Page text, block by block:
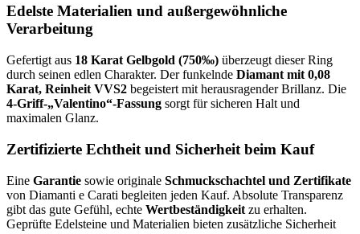
Edelste Materialien und außergewöhnliche
Verarbeitung
Gefertigt aus 18 Karat Gelbgold (750‰) überzeugt dieser Ring
durch seinen edlen Charakter. Der funkelnde Diamant mit 0,08
Karat, Reinheit VVS2 begeistert mit herausragender Brillanz. Die
4-Griff-„Valentino“-Fassung sorgt für sicheren Halt und
maximalen Glanz.
Zertifizierte Echtheit und Sicherheit beim Kauf
Eine Garantie sowie originale Schmuckschachtel und Zertifikate
von Diamanti e Carati begleiten jeden Kauf. Absolute Transparenz
gibt das gute Gefühl, echte Wertbeständigkeit zu erhalten.
Geprüfte Edelsteine und Materialien bieten zusätzliche Sicherheit